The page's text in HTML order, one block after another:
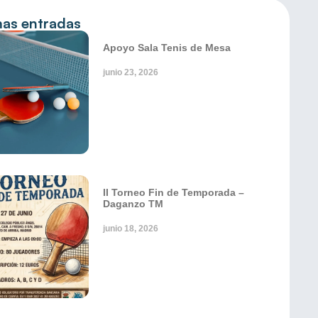
entradas
Apoyo Sala Tenis de Mesa
junio 23, 2026
II Torneo Fin de Temporada –
Daganzo TM
junio 18, 2026